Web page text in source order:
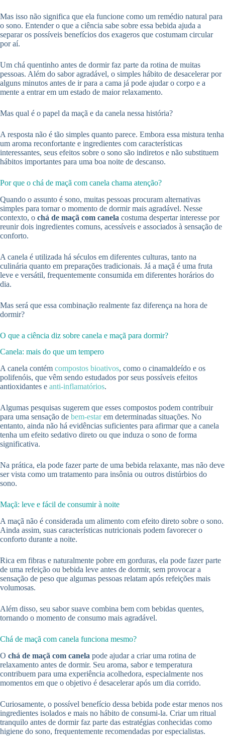
Mas isso não significa que ela funcione como um remédio natural para
o sono. Entender o que a ciência sabe sobre essa bebida ajuda a
separar os possíveis benefícios dos exageros que costumam circular
por aí.
Um chá quentinho antes de dormir faz parte da rotina de muitas
pessoas. Além do sabor agradável, o simples hábito de desacelerar por
alguns minutos antes de ir para a cama já pode ajudar o corpo e a
mente a entrar em um estado de maior relaxamento.
Mas qual é o papel da maçã e da canela nessa história?
A resposta não é tão simples quanto parece. Embora essa mistura tenha
um aroma reconfortante e ingredientes com características
interessantes, seus efeitos sobre o sono são indiretos e não substituem
hábitos importantes para uma boa noite de descanso.
Por que o chá de maçã com canela chama atenção?
Quando o assunto é sono, muitas pessoas procuram alternativas
simples para tornar o momento de dormir mais agradável. Nesse
contexto, o chá de maçã com canela costuma despertar interesse por
reunir dois ingredientes comuns, acessíveis e associados à sensação de
conforto.
A canela é utilizada há séculos em diferentes culturas, tanto na
culinária quanto em preparações tradicionais. Já a maçã é uma fruta
leve e versátil, frequentemente consumida em diferentes horários do
dia.
Mas será que essa combinação realmente faz diferença na hora de
dormir?
O que a ciência diz sobre canela e maçã para dormir?
Canela: mais do que um tempero
A canela contém compostos bioativos, como o cinamaldeído e os
polifenóis, que vêm sendo estudados por seus possíveis efeitos
antioxidantes e anti-inflamatórios.
Algumas pesquisas sugerem que esses compostos podem contribuir
para uma sensação de bem-estarem determinadas situações. No
entanto, ainda não há evidências suficientes para afirmar que a canela
tenha um efeito sedativo direto ou que induza o sono de forma
significativa.
Na prática, ela pode fazer parte de uma bebida relaxante, mas não deve
ser vista como um tratamento para insônia ou outros distúrbios do
sono.
Maçã: leve e fácil de consumir à noite
A maçã não é considerada um alimento com efeito direto sobre o sono.
Ainda assim, suas características nutricionais podem favorecer o
conforto durante a noite.
Rica em fibras e naturalmente pobre em gorduras, ela pode fazer parte
de uma refeição ou bebida leve antes de dormir, sem provocar a
sensação de peso que algumas pessoas relatam após refeições mais
volumosas.
Além disso, seu sabor suave combina bem com bebidas quentes,
tornando o momento de consumo mais agradável.
Chá de maçã com canela funciona mesmo?
O chá de maçã com canela pode ajudar a criar uma rotina de
relaxamento antes de dormir. Seu aroma, sabor e temperatura
contribuem para uma experiência acolhedora, especialmente nos
momentos em que o objetivo é desacelerar após um dia corrido.
Curiosamente, o possível benefício dessa bebida pode estar menos nos
ingredientes isolados e mais no hábito de consumi-la. Criar um ritual
tranquilo antes de dormir faz parte das estratégias conhecidas como
higiene do sono, frequentemente recomendadas por especialistas.